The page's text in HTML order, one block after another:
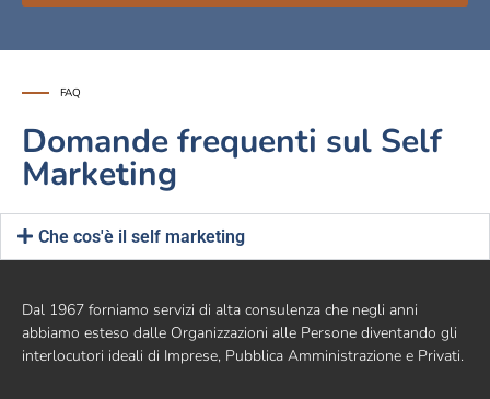
FAQ
Domande frequenti sul Self
Marketing
Che cos'è il self marketing
Dal 1967 forniamo servizi di alta consulenza che negli anni
abbiamo esteso dalle Organizzazioni alle Persone diventando gli
interlocutori ideali di Imprese, Pubblica Amministrazione e Privati.